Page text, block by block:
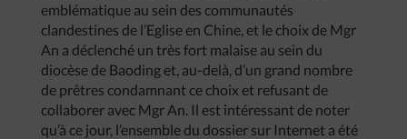
emblématique au sein des communautés
clandestines de l’Eglise en Chine, et le choix de Mgr
An a déclenché un très fort malaise au sein du
diocèse de Baoding et, au-delà, d’un grand nombre
de prêtres condamnant ce choix et refusant de
collaborer avec Mgr An. Il est intéressant de noter
qu’à ce jour, l’ensemble du dossier sur Internet a été